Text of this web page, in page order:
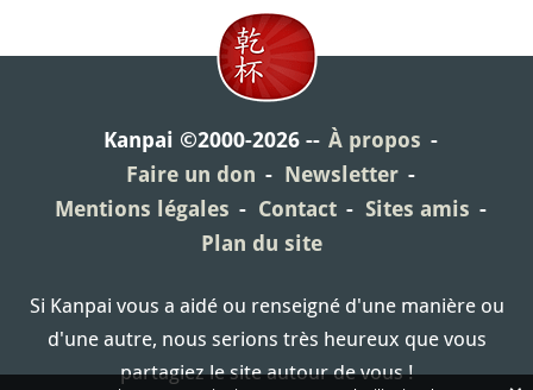
Kanpai ©2000-2026
À propos
Faire un don
Newsletter
Mentions légales
Contact
Sites amis
Plan du site
Si Kanpai vous a aidé ou renseigné d'une manière ou
d'une autre, nous serions très heureux que vous
partagiez le site autour de vous !